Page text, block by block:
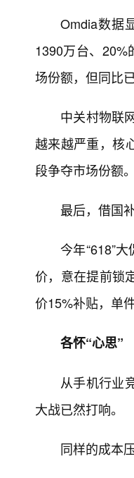
Omdia数据
1390万台、20%
场份额，但同比
中关村物联
越来越严重，核
段争夺市场份额。
最后，借国
今年“618”
价，意在提前锁
价15%补贴，单
各怀“心思”
从手机行业
大战已然打响。
同样的成本